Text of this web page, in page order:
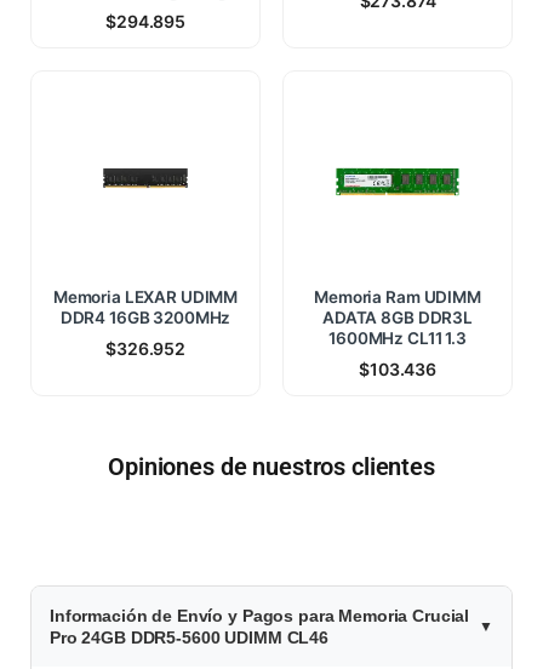
$294.895
Memoria LEXAR UDIMM
DDR4 16GB 3200MHz
$326.952
Memoria Ram UDIMM
ADATA 8GB DDR3L
1600MHz CL11 1.3
$103.436
Opiniones de nuestros clientes
$
6
Información de Envío y Pagos para Memoria Crucial
Pro 24GB DDR5-5600 UDIMM CL46